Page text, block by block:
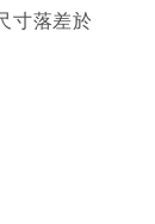
寸落差於